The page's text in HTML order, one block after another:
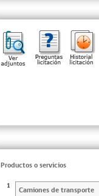
Productos o servicios
1 Camiones de transporte